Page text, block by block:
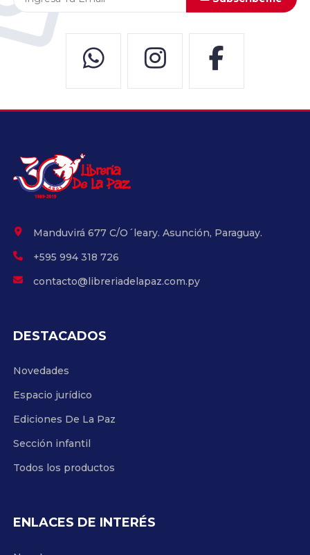
Manduvirá 677 C/O´leary. Asunción, Paraguay.
+595 994 318 726
contacto@libreriadelapaz.com.py
DESTACADOS
Novedades
Espacio jurídico
Ediciones De La Paz
Sección infantil
Todos los productos
ENLACES DE INTERÉS